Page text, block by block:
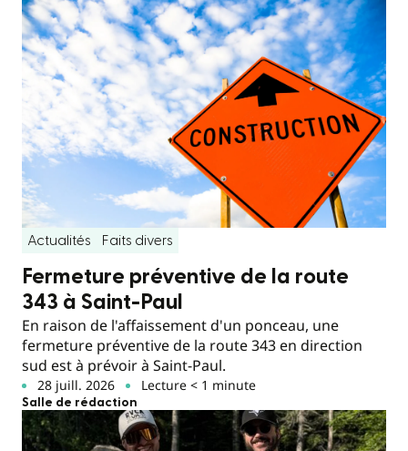
Actualités Faits divers
Fermeture préventive de la route
343 à Saint-Paul
En raison de l'affaissement d'un ponceau, une
fermeture préventive de la route 343 en direction
sud est à prévoir à Saint-Paul.
28 juill. 2026 Lecture < 1 minute
Salle de rédaction